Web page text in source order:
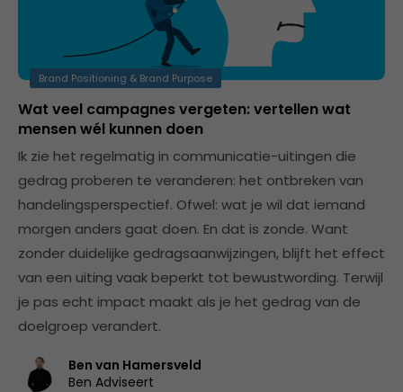
Brand Positioning & Brand Purpose
Wat veel campagnes vergeten: vertellen wat
mensen wél kunnen doen
Ik zie het regelmatig in communicatie-uitingen die
gedrag proberen te veranderen: het ontbreken van
handelingsperspectief. Ofwel: wat je wil dat iemand
morgen anders gaat doen. En dat is zonde. Want
zonder duidelijke gedragsaanwijzingen, blijft het effect
van een uiting vaak beperkt tot bewustwording. Terwijl
je pas echt impact maakt als je het gedrag van de
doelgroep verandert.
Ben van Hamersveld
Ben Adviseert